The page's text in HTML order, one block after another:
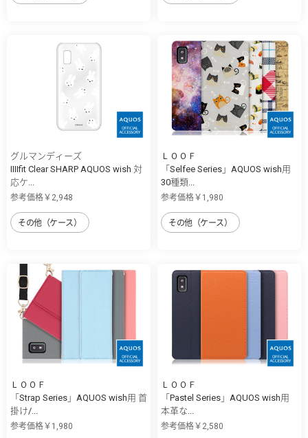
グルマンディーズ
IIIIfit Clear SHARP AQUOS wish 対
応ケ...
参考価格￥2,948
その他（ケース）
ＬＯＯＦ
「Selfee Series」AQUOS wish用
30種類...
参考価格￥1,980
その他（ケース）
ＬＯＯＦ
「Strap Series」AQUOS wish用 首
掛け/...
参考価格￥1,980
ＬＯＯＦ
「Pastel Series」AQUOS wish用
本革な...
参考価格￥2,580